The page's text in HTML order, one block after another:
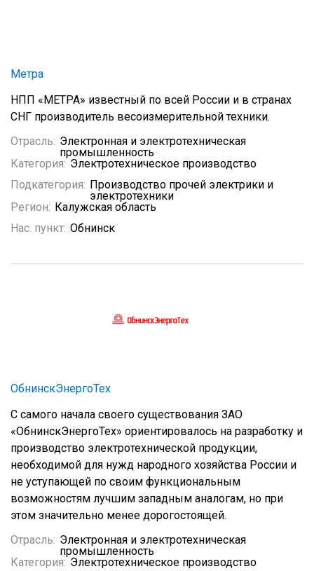
Метра
НПП «МЕТРА» известный по всей России и в странах
СНГ производитель весоизмерительной техники.
Отрасль: Электронная и электротехническая
промышленность
Категория: Электротехническое производство
Подкатегория: Производство прочей электрики и
электротехники
Регион: Калужская область
Нас. пункт: Обнинск
ОбнинскЭнергоТех
С самого начала своего существования ЗАО
«ОбнинскЭнергоТех» ориентировалось на разработку и
производство электротехнической продукции,
необходимой для нужд народного хозяйства России и
не уступающей по своим функциональным
возможностям лучшим западным аналогам, но при
этом значительно менее дорогостоящей.
Отрасль: Электронная и электротехническая
промышленность
Категория: Электротехническое производство